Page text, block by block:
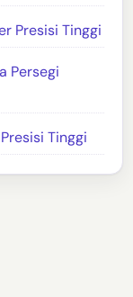
Presisi Tinggi
Persegi
Tinggi